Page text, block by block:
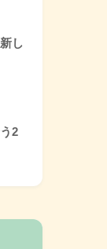
し
2